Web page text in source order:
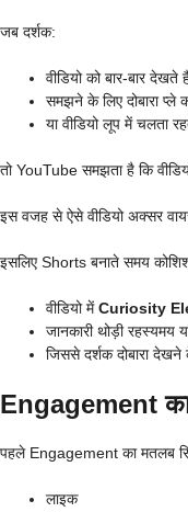
जब दर्शक:
वीडियो को बार-बार देखते
समझने के लिए दोबारा प्ले
या वीडियो लूप में चलता
तो YouTube समझता है कि
इस वजह से ऐसे वीडियो अक्सर
इसलिए Shorts बनाते समय
वीडियो मेंCuriosity
जानकारी थोड़ी रहस्यमय
जिससे दर्शक दोबारा
Engagement
पहले Engagement का मतलब
लाइक